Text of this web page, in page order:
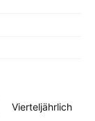
Vierteljährlich